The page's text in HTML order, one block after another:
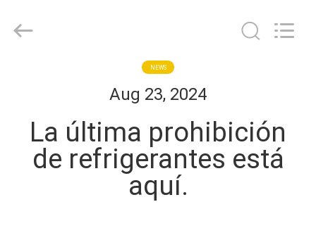
PRODUCTOS
Equipment
NEWS
Aug 23, 2024
La última prohibición
de refrigerantes está
aquí.